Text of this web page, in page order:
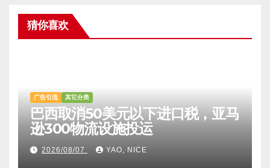
猜你喜欢
广告引流 其它分类
巴西取消50美元以下进口税，亚马
逊300物流设施投运
2026/08/07 YAO, NICE